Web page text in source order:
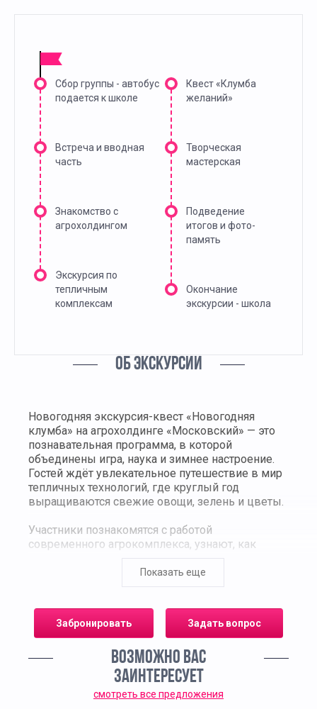
Сбор группы - автобус
подается к школе
Встреча и вводная
часть
Знакомство с
агрохолдингом
Экскурсия по
тепличным
комплексам
Квест «Клумба
желаний»
Творческая
мастерская
Подведение
итогов и фото-
память
Окончание
экскурсии - школа
ОБ ЭКСКУРСИИ
Новогодняя экскурсия-квест «Новогодняя
клумба» на агрохолдинге «Московский» — это
познавательная программа, в которой
объединены игра, наука и зимнее настроение.
Гостей ждёт увлекательное путешествие в мир
тепличных технологий, где круглый год
выращиваются свежие овощи, зелень и цветы.
Участники познакомятся с работой
современного агрокомплекса, узнают, как
зимний период, какие технологии помогают
агрономов и инженеров превращает теплицы в
настоящий зелёный город под стеклом.
Главная часть программы — новогодний квест
«Клумба желаний». Ребята выполняют
тематические задания, ищут подсказки среди
грядок, изучают растения и разгадывают
Показать еще
Забронировать Задать вопрос
ВОЗМОЖНО ВАС
ЗАИНТЕРЕСУЕТ
смотреть все предложения